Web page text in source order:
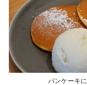
パンケーキ